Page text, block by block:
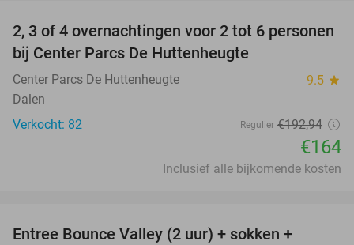
15%
2, 3 of 4 overnachtingen voor 2 tot 6 personen
bij Center Parcs De Huttenheugte
Center Parcs De Huttenheugte 9.5 star
Dalen
Verkocht: 82
Regulier €192,94
€164
Inclusief alle bijkomende kosten
Entree Bounce Valley (2 uur) + sokken +